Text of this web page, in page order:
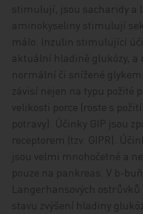
stimulují, jsou sacharidy a
aminokyseliny stimulují
málo. Inzulin stimulující
aktuální hladině glukózy, a
normální či snížené
závisí nejen na typu požité
velikosti porce (roste s
potravy). Účinky GIP jsou
receptorem (tzv. GIPR).
jsou velmi mnohočetné a
pouze na pankreas. V b-
Langerhansových ostrůvků
stavu zvýšení hladiny